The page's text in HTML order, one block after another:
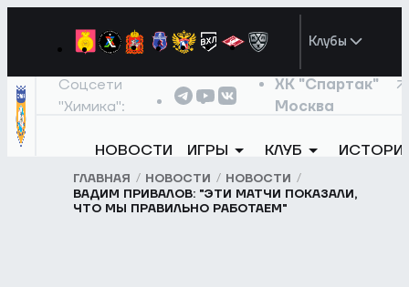
Клубы
Соцсети
"Химика":
ХК "Спартак"
Москва
НОВОСТИ ИГРЫ КЛУБ
ГЛАВНАЯ НОВОСТИ
НОВОСТИ
ВАДИМ ПРИВАЛОВ: "ЭТИ МАТЧИ ПОКАЗАЛИ,
ЧТО МЫ ПРАВИЛЬНО РАБОТАЕМ"